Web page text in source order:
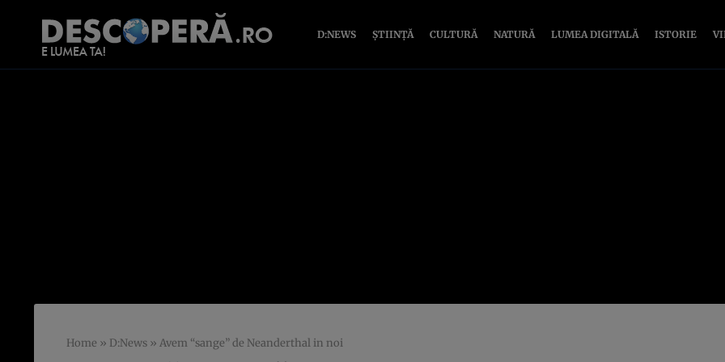
D:NEWS ȘTIINȚĂ CULTURĂ NATURĂ LUMEA DIGITALĂ ISTORIE
Home » D:News » Avem “sange” de Neanderthal in noi